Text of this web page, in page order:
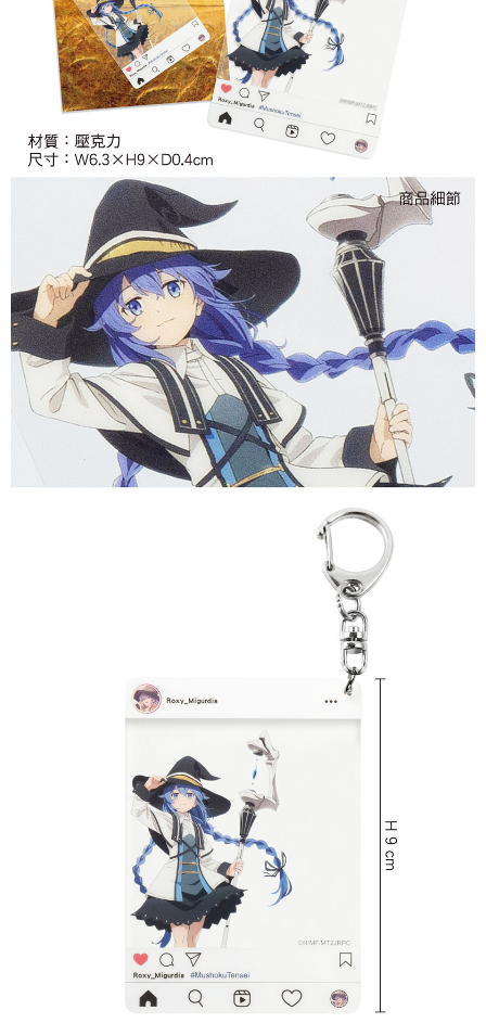
7-11取貨付款
每筆NT$65，滿NT$1,300(含以上)免運費
付款後7-11取貨
每筆NT$65，滿NT$1,300(含以上)免運費
宅配-木棉花樂園專用
每筆NT$100，滿NT$1,300(含以上)免運費
宅配-離島(澎湖/金門/馬祖)-木棉花樂園專用
每筆NT$220
黑貓宅配-貨到付款
每筆NT$150